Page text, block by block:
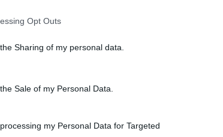
Opt Outs
Sharing of my personal data.
Sale of my Personal Data.
my Personal Data for Targeted
kocsikaraván!